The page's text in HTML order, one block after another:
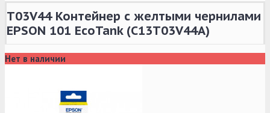
T03V44 Контейнер с желтыми чернилами
EPSON 101 EcoTank (C13T03V44A)
Нет в наличии